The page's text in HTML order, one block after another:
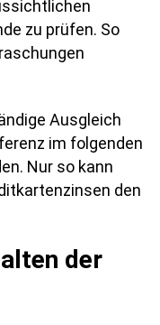
zu prüfen. So
Ausgleich
im folgenden
Nur so kann
den
der